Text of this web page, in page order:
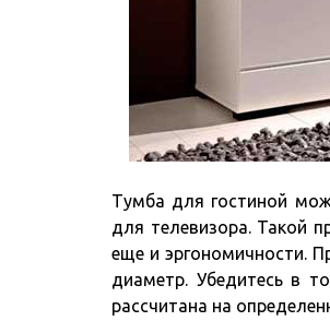
Тумба для гостиной
для телевизора. Такой
еще и эргономичности.
диаметр. Убедитесь в
рассчитана на